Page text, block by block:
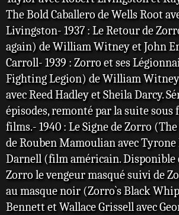
The Bold Caballero de Wells Root
Livingston- 1937 : Le Retour de
again) de William Witney et John
Carroll- 1939 : Zorro et ses
Fighting Legion) de William
avec Reed Hadley et Sheila Darcy.
épisodes, remonté par la suite sous
films.- 1940 : Le Signe de Zorro
de Rouben Mamoulian avec Tyrone
Darnell (film américain. Disponible
Zorro le vengeur masqué suivi de
au masque noir (Zorro`s Black
Bennett et Wallace Grissell avec